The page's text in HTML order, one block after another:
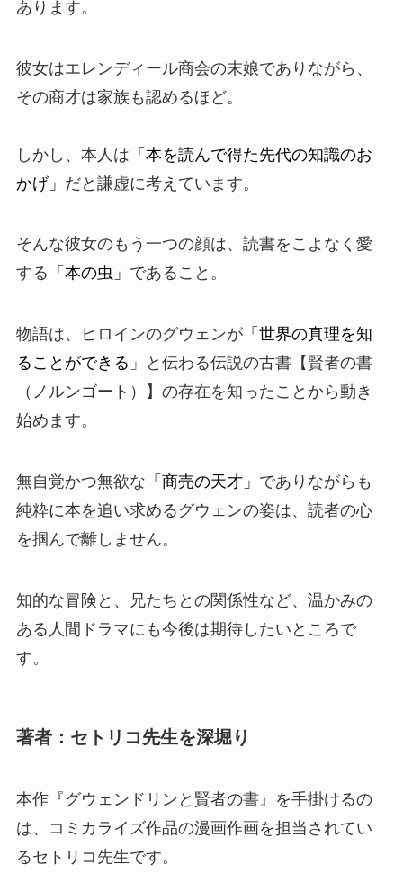
あります。
彼女はエレンディール商会の末娘でありながら、
その商才は家族も認めるほど。
しかし、本人は 「本を読んで得た先代の知識のお
かげ」 だと謙虚に考えています。
そんな彼女のもう一つの顔は、読書をこよなく愛
する 「本の虫」 であること。
物語は、ヒロインのグウェンが「世界の真理を知
ることができる 」と伝わる伝説の古書【賢者の書
（ノルンゴート）】の存在を知ったことから動き
始めます。
無自覚かつ無欲な 「商売の天才」 でありながらも
純粋に本を追い求めるグウェンの姿は、読者の心
を掴んで離しません。
知的な冒険と、兄たちとの関係性など、温かみの
ある人間ドラマにも今後は期待したいところで
す。
著者：セトリコ先生を深堀り
本作『グウェンドリンと賢者の書』を手掛けるの
は、コミカライズ作品の漫画作画を担当されてい
るセトリコ 先生です。